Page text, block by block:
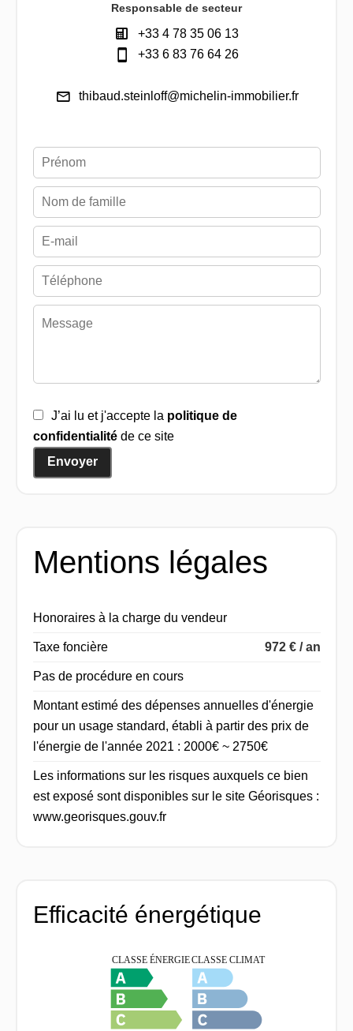
Responsable de secteur
+33 4 78 35 06 13
+33 6 83 76 64 26
thibaud.steinloff@michelin-immobilier.fr
J’ai lu et j'accepte la politique de
confidentialitéde ce site
Envoyer
Mentions légales
Honoraires à la charge du vendeur
Taxe foncière 972 € / an
Pas de procédure en cours
Montant estimé des dépenses annuelles d'énergie
pour un usage standard, établi à partir des prix de
l'énergie de l'année 2021 : 2000€ ~ 2750€
Les informations sur les risques auxquels ce bien
est exposé sont disponibles sur le site Géorisques :
www.georisques.gouv.fr
Efficacité énergétique